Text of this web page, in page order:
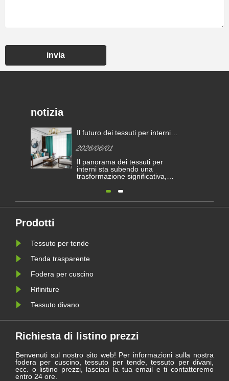
invia
notizia
Il futuro dei tessuti per interni è
alte prestazioni?
2026/06/01
Il panorama dei tessuti per
interni sta subendo una
trasformazione significativa,
richieste architettoniche e delle
per l’estetica che per la
Prodotti
Tessuto per tende
Tenda trasparente
Fodera per cuscino
Rifiniture
Tessuto divano
Richiesta di listino prezzi
Benvenuti sul nostro sito web! Per informazioni sulla nostra
fodera per cuscino, tessuto per tende, tessuto per divani,
ecc. o listino prezzi, lasciaci la tua email e ti contatteremo
entro 24 ore.